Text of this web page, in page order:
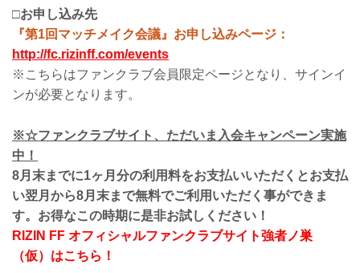
□お申し込み先
『第1回マッチメイク会議』お申し込みページ：
http://fc.rizinff.com/events
※こちらはファンクラブ会員限定ページとなり、サインイ
ンが必要となります。
※☆ファンクラブサイト、ただいま入会キャンペーン実施
中！
8月末までに1ヶ月分の利用料をお支払いいただくとお支払
い翌月から8月末まで無料でご利用いただく事ができま
す。お得なこの時期に是非お試しください！
RIZIN FF オフィシャルファンクラブサイト強者ノ巣
（仮）はこちら！